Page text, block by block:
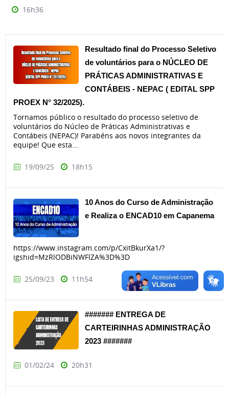
16h36
Resultado final do Processo Seletivo
de voluntários para o NÚCLEO DE
PRÁTICAS ADMINISTRATIVAS E
CONTÁBEIS - NEPAC ( EDITAL SPP
PROEX N° 32/2025).
Tornamos público o resultado do processo seletivo de
voluntários do Núcleo de Práticas Administrativas e
Contábeis (NEPAC)! Parabéns aos novos integrantes da
equipe! Que esta...
19/09/25 18h15
10 Anos do Curso de Administração
e Realiza o ENCAD10 em Capanema
https://www.instagram.com/p/CxitBkurXa1/?
igshid=MzRlODBiNWFlZA%3D%3D
25/09/23 11h54
####### ENTREGA DE
CARTEIRINHAS ADMINISTRAÇÃO
2023 #######
01/02/24 20h31